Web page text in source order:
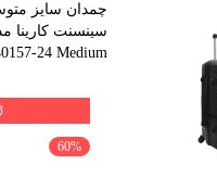
24 Medium
60%